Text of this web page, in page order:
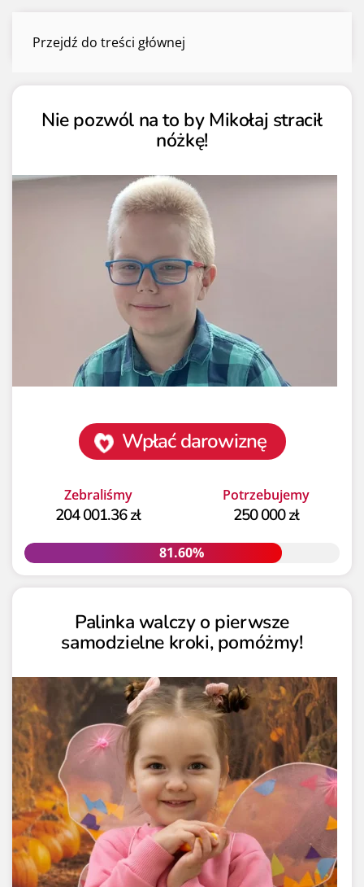
Przejdź do treści głównejAktualne zbiórki
Nie pozwól na to by Mikołaj stracił
nóżkę!
Wpłać darowiznę
Zebraliśmy
204 001.36 zł
Potrzebujemy
250 000 zł
81.60%
81.60%
Palinka walczy o pierwsze
samodzielne kroki, pomóżmy!